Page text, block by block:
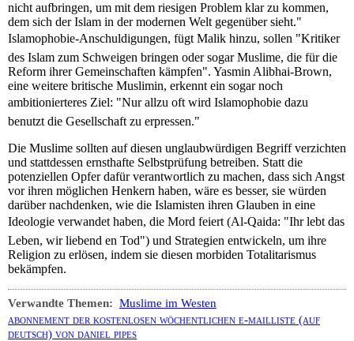
nicht aufbringen, um mit dem riesigen Problem klar zu kommen,
dem sich der Islam in der modernen Welt gegenüber sieht."
Islamophobie-Anschuldigungen, fügt Malik hinzu, sollen "Kritiker
des Islam zum Schweigen bringen oder sogar Muslime, die für die
Reform ihrer Gemeinschaften kämpfen". Yasmin Alibhai-Brown,
eine weitere britische Muslimin, erkennt ein sogar noch
ambitionierteres Ziel: "Nur allzu oft wird Islamophobie dazu
benutzt die Gesellschaft zu erpressen."
Die Muslime sollten auf diesen unglaubwürdigen Begriff verzichten
und stattdessen ernsthafte Selbstprüfung betreiben. Statt die
potenziellen Opfer dafür verantwortlich zu machen, dass sich Angst
vor ihren möglichen Henkern haben, wäre es besser, sie würden
darüber nachdenken, wie die Islamisten ihren Glauben in eine
Ideologie verwandet haben, die Mord feiert (Al-Qaida: "Ihr lebt das
Leben, wir liebend en Tod") und Strategien entwickeln, um ihre
Religion zu erlösen, indem sie diesen morbiden Totalitarismus
bekämpfen.
Verwandte Themen: Muslime im Westen
abonnement der kostenlosen wöchentlichen e-mailliste (auf
deutsch) von daniel pipes